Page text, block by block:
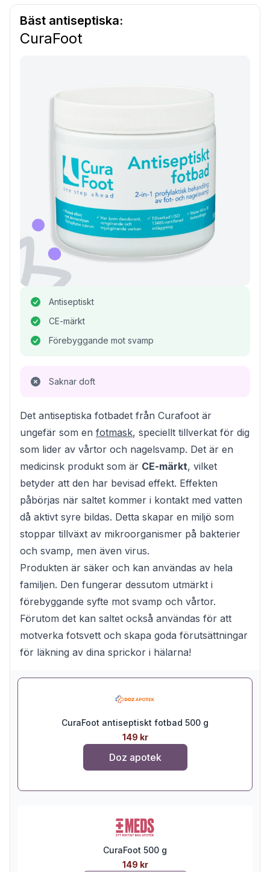
Bäst antiseptiska:
CuraFoot
Antiseptiskt
CE-märkt
Förebyggande mot svamp
Saknar doft
Det antiseptiska fotbadet från Curafoot är
ungefär som en fotmask, speciellt tillverkat för dig
som lider av vårtor och nagelsvamp. Det är en
medicinsk produkt som är CE-märkt, vilket
betyder att den har bevisad effekt. Effekten
påbörjas när saltet kommer i kontakt med vatten
då aktivt syre bildas. Detta skapar en miljö som
stoppar tillväxt av mikroorganismer på bakterier
och svamp, men även virus.
Produkten är säker och kan användas av hela
familjen. Den fungerar dessutom utmärkt i
förebyggande syfte mot svamp och vårtor.
Förutom det kan saltet också användas för att
motverka fotsvett och skapa goda förutsättningar
för läkning av dina sprickor i hälarna!
CuraFoot antiseptiskt fotbad 500 g
149 kr
Doz apotek
CuraFoot 500 g
149 kr